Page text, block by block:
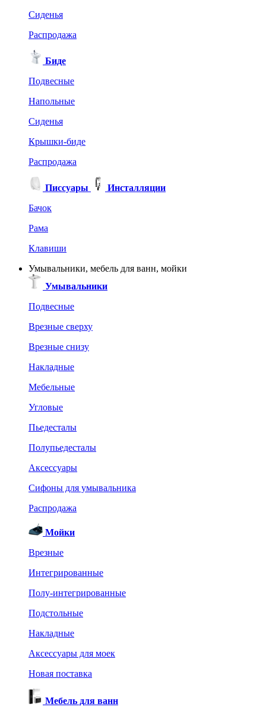
Сиденья
Распродажа
Биде
Подвесные
Напольные
Сиденья
Крышки-биде
Распродажа
Писсуары
Инсталляции
Бачок
Рама
Клавиши
Умывальники, мебель для ванн, мойки
Умывальники
Подвесные
Врезные сверху
Врезные снизу
Накладные
Мебельные
Угловые
Пьедесталы
Полупьедесталы
Аксессуары
Сифоны для умывальника
Распродажа
Мойки
Врезные
Интегрированные
Полу-интегрированные
Подстольные
Накладные
Аксессуары для моек
Новая поставка
Мебель для ванн